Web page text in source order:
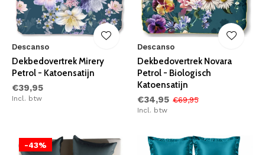
Descanso
Dekbedovertrek Mirery
Petrol - Katoensatijn
€39,95
Incl. btw
Descanso
Dekbedovertrek Novara
Petrol - Biologisch
Katoensatijn
€34,95 €69,95
Incl. btw
-43%